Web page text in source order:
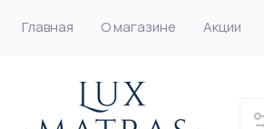
Главная О магазине Акции